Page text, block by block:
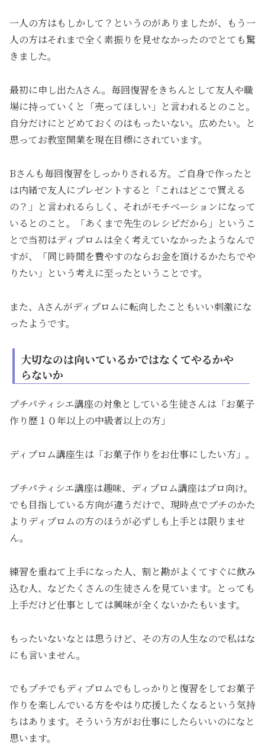
一人の方はもしかして？というのがありましたが、もう一
人の方はそれまで全く素振りを見せなかったのでとても驚
きました。
最初に申し出たAさん。毎回復習をきちんとして友人や職
場に持っていくと「売ってほしい」と言われるとのこと。
自分だけにとどめておくのはもったいない。広めたい。と
思ってお教室開業を現在目標にされています。
Bさんも毎回復習をしっかりされる方。ご自身で作ったと
は内緒で友人にプレゼントすると「これはどこで買える
の？」と言われるらしく、それがモチベーションになって
いるとのこと。「あくまで先生のレシピだから」というこ
とで当初はディプロムは全く考えていなかったようなんで
すが、「同じ時間を費やすのならお金を頂けるかたちでや
りたい」という考えに至ったということです。
また、Aさんがディプロムに転向したこともいい刺激にな
ったようです。
大切なのは向いているかではなくてやるかや
らないか
プチパティシエ講座の対象としている生徒さんは「お菓子
作り歴１０年以上の中級者以上の方」
ディプロム講座生は「お菓子作りをお仕事にしたい方」。
プチパティシエ講座は趣味、ディプロム講座はプロ向け。
でも目指している方向が違うだけで、現時点でプチのかた
よりディプロムの方のほうが必ずしも上手とは限りませ
ん。
練習を重ねて上手になった人、割と勘がよくてすぐに飲み
込む人、などたくさんの生徒さんを見ています。とっても
上手だけど仕事としては興味が全くないかたもいます。
もったいないなとは思うけど、その方の人生なので私はな
にも言いません。
でもプチでもディプロムでもしっかりと復習をしてお菓子
作りを楽しんでいる方をやはり応援したくなるという気持
ちはあります。そういう方がお仕事にしたらいいのになと
思います。